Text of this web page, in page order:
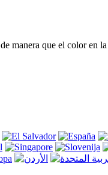
manera que el color en